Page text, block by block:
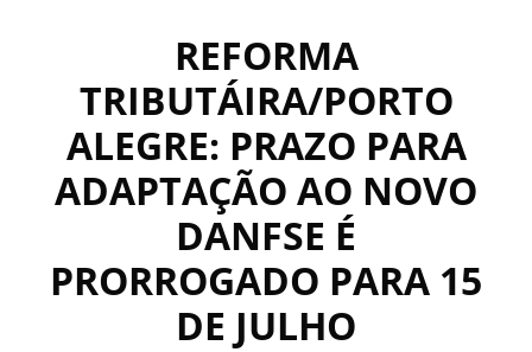
REFORMA
TRIBUTÁIRA/PORTO
ALEGRE: PRAZO PARA
ADAPTAÇÃO AO NOVO
DANFSE É
PRORROGADO PARA 15
DE JULHO